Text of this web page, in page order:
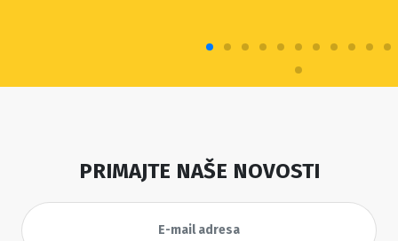
PRIMAJTE NAŠE NOVOSTI